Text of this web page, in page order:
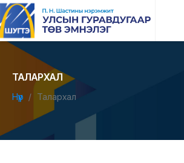
ТАЛАРХАЛ
Нүүр Талархал